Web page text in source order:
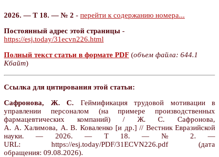
2026. — Т 18. — № 2 - перейти к содержанию номера...
Постоянный адрес этой страницы -
https://esj.today/31ecvn226.html
Полный текст статьи в формате PDF (объем файла: 644.1
Кбайт)
Ссылка для цитирования этой статьи:
Сафронова, Ж. С. Геймификация трудовой мотивации в
управлении персоналом (на примере производственных
фармацевтических компаний) / Ж. С. Сафронова,
А. А. Халимова, А. В. Коваленко [и др.] // Вестник Евразийской
науки. — 2026. — Т 18. — № 2. —
URL: https://esj.today/PDF/31ECVN226.pdf (дата
обращения: 09.08.2026).